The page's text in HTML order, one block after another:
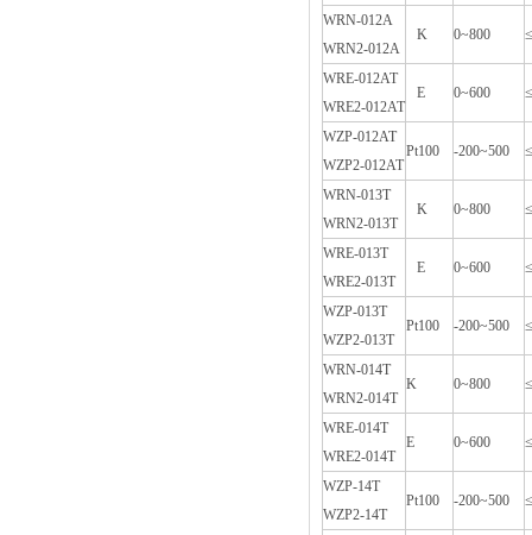
WRN-012A
WRN2-012A
K 0~800
WRE-012AT
WRE2-012AT
E 0~600
WZP-012AT
WZP2-012AT
Pt100 -200~500
WRN-013T
WRN2-013T
K 0~800
WRE-013T
WRE2-013T
E 0~600
WZP-013T
WZP2-013T
Pt100 -200~500
WRN-014T
WRN2-014T
K 0~800
WRE-014T
WRE2-014T
E 0~600
WZP-14T
WZP2-14T
Pt100 -200~500